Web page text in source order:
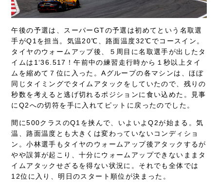
午後の予選は、スーパーGTの予選は初めてという名取選
手がQ1を担当。気温20℃、路面温度32℃でコースイン。
タイヤのウォームアップ後、５周目に名取選手が出したタ
イムは1‘36.517！午前中の練習走行時から１秒以上タイ
ムを縮めて７位に入った。Aグループの各マシンは、ほぼ
同じタイミングでタイムアタックをしていたので、残りの
秒数を考えると逃げ切れるポジションに食い込めた。見事
にQ2への切符を手に入れてピットに戻ったのでした。
間に500クラスのQ1を挟んで、いよいよQ2が始まる。気
温、路面温度とも大きくは変わっていないコンディショ
ン。小林選手もタイヤのウォームアップ後アタックするが
やや誤算が起こり、十分にウォームアップできないままタ
イムアタックせざるを得ない状況に。それでも全体では
12位に入り、明日のスタート順位が決まった。